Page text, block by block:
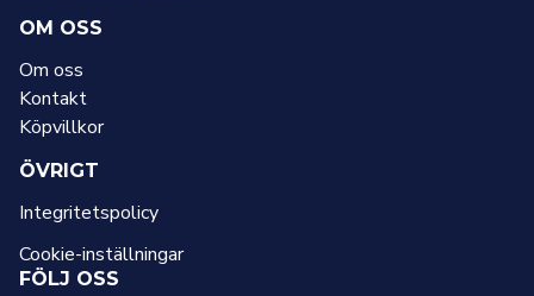
OM OSS
Om oss
Kontakt
Köpvillkor
ÖVRIGT
Integritetspolicy
Cookie-inställningar
FÖLJ OSS